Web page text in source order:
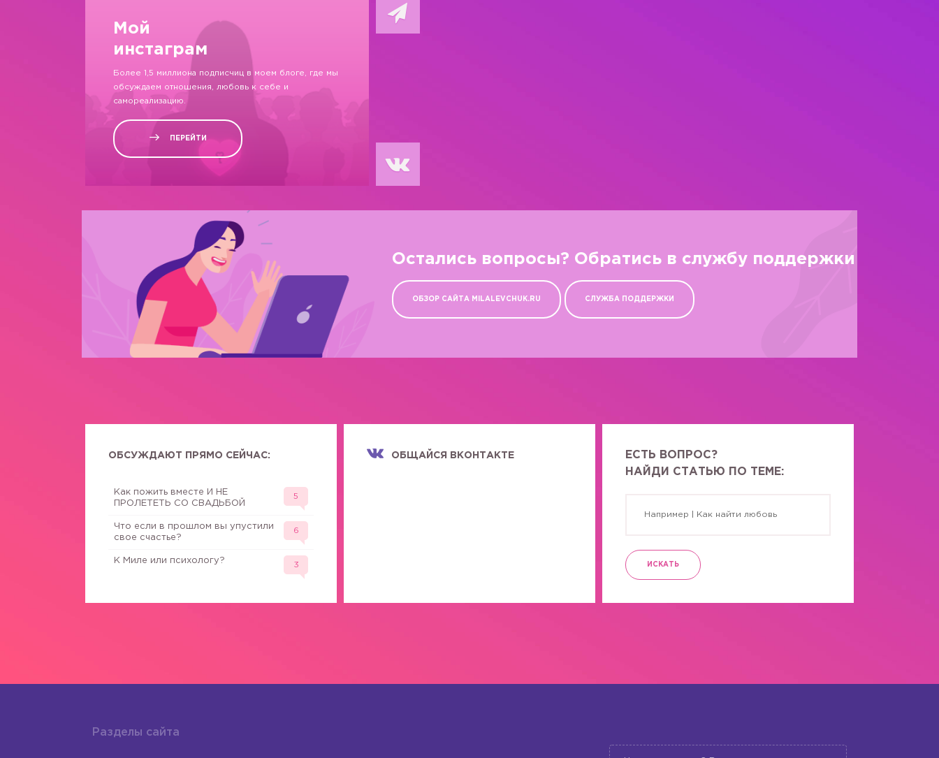
Мой
инстаграм
Более 1,5 миллиона подписчиц в моем блоге, где мы
обсуждаем отношения, любовь к себе и
самореализацию.
ПЕРЕЙТИ
Остались вопросы? Обратись в службу поддержки
ОБЗОР САЙТА MILALEVCHUK.RU СЛУЖБА ПОДДЕРЖКИ
ОБСУЖДАЮТ ПРЯМО СЕЙЧАС:
Как пожить вместе И НЕ
ПРОЛЕТЕТЬ СО СВАДЬБОЙ
5
Что если в прошлом вы упустили
свое счастье?
6
К Миле или психологу?
3
ОБЩАЙСЯ ВКОНТАКТЕ
ЕСТЬ ВОПРОС?
НАЙДИ СТАТЬЮ ПО ТЕМЕ:
ИСКАТЬ
Разделы сайта